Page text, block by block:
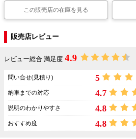
この販売店の在庫を見る
販売店レビュー
レビュー総合 満足度 4.9
問い合せ(見積り) 5
納車までの対応 4.7
説明のわかりやすさ 4.8
おすすめ度 4.8